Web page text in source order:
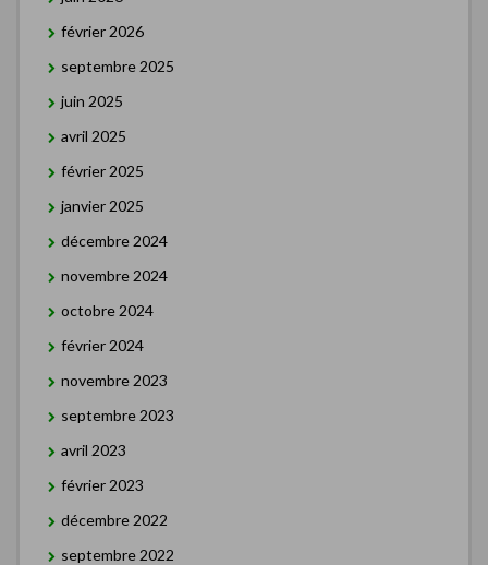
février 2026
septembre 2025
juin 2025
avril 2025
février 2025
janvier 2025
décembre 2024
novembre 2024
octobre 2024
février 2024
novembre 2023
septembre 2023
avril 2023
février 2023
décembre 2022
septembre 2022